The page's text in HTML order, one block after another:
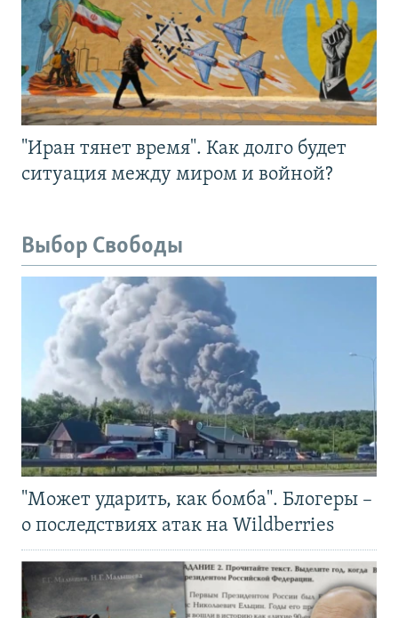
"Иран тянет время". Как долго будет
ситуация между миром и войной?
Выбор Свободы
"Может ударить, как бомба". Блогеры –
о последствиях атак на Wildberries